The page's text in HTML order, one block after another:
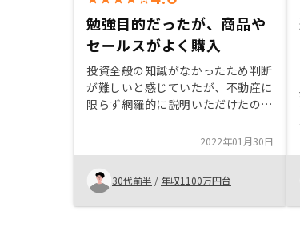
勉強目的だったが、商品や
セールスがよく購入
投資全般の知識がなかったため判断
が難しいと感じていたが、不動産に
限らず網羅的に説明いただけたので
リスクについても隠さず説明いただ
け、安心できると感じた。契約に関
しても、夜遅い時間も都合いただく
ことができたので、仕事終わりでも
対応できてよかった。購入にあたっ
2022年01月30日
30代前半 / 年収1100万円台